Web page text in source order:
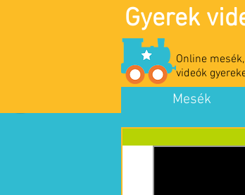
Gyerek
Online
videók
Mesék